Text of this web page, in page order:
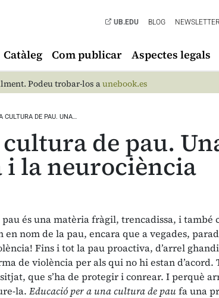
UB.EDU BLOG NEWSLETTER
Catàleg Com publicar Aspectes legals
Podeu trobar-los aunebook.es
CULTURA DE PAU. UNA…
de pau.
i la neurociència
pau és una matèria fràgil, trencadissa, i també
en nom de la pau, encara que a vegades,
Fins i tot la pau proactiva, d’arrel
de violència per als qui no hi estan
que s’ha de protegir i conrear. I perquè
la. Educació per a una cultura de paufa una